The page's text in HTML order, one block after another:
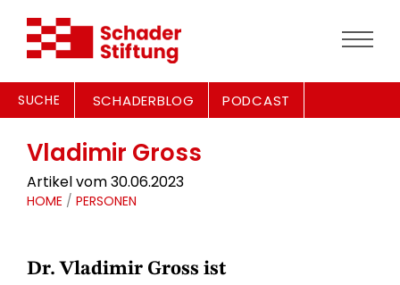
SUCHE SCHADERBLOG PODCAST
Vladimir Gross
Artikel vom 30.06.2023
HOME / PERSONEN
Dr. Vladimir Gross ist